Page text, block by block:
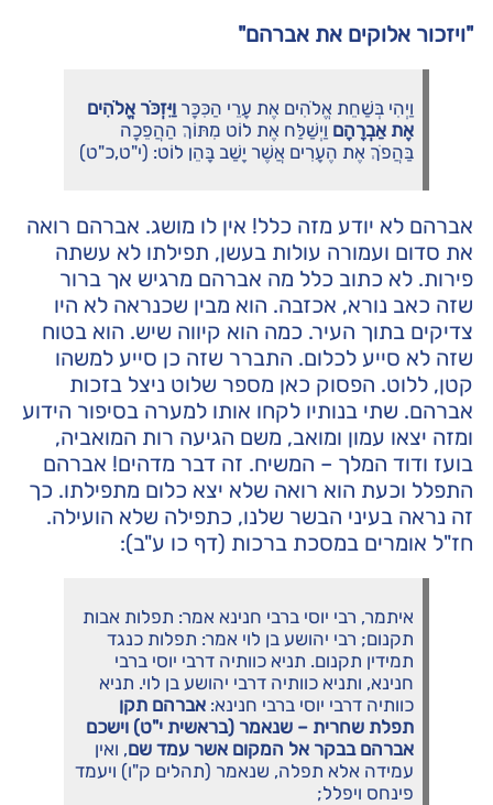
"ויזכור אלוקים את אברהם"
וַיְהִי בְּשַׁחֵת אֱלֹהִים אֶת עָרֵי הַכִּכָּר וַיִּזְכֹּר אֱלֹהִים
אֶת אַבְרָהָם וַיְשַׁלַּח אֶת לוֹט מִתּוֹךְ הַהֲפֵכָה
בַּהֲפֹךְ אֶת הֶעָרִים אֲשֶׁר יָשַׁב בָּהֵן לוֹט: (י"ט,כ"ט)
אברהם לא יודע מזה כלל! אין לו מושג. אברהם רואה
את סדום ועמורה עולות בעשן, תפילתו לא עשתה
פירות. לא כתוב כלל מה אברהם מרגיש אך ברור
שזה כאב נורא, אכזבה. הוא מבין שכנראה לא היו
צדיקים בתוך העיר. כמה הוא קיווה שיש. הוא בטוח
שזה לא סייע לכלום. התברר שזה כן סייע למשהו
קטן, ללוט. הפסוק כאן מספר שלוט ניצל בזכות
אברהם. שתי בנותיו לקחו אותו למערה בסיפור הידוע
ומזה יצאו עמון ומואב, משם הגיעה רות המואביה,
בועז ודוד המלך – המשיח. זה דבר מדהים! אברהם
התפלל וכעת הוא רואה שלא יצא כלום מתפילתו. כך
זה נראה בעיני הבשר שלנו, כתפילה שלא הועילה.
חז"ל אומרים במסכת ברכות (דף כו ע"ב):
איתמר, רבי יוסי ברבי חנינא אמר: תפלות אבות
תקנום; רבי יהושע בן לוי אמר: תפלות כנגד
תמידין תקנום. תניא כוותיה דרבי יוסי ברבי
חנינא, ותניא כוותיה דרבי יהושע בן לוי. תניא
כוותיה דרבי יוסי ברבי חנינא: אברהם תקן
תפלת שחרית – שנאמר (בראשית י"ט) וישכם
אברהם בבקר אל המקום אשר עמד שם, ואין
עמידה אלא תפלה, שנאמר (תהלים ק"ו) ויעמד
פינחס ויפלל;